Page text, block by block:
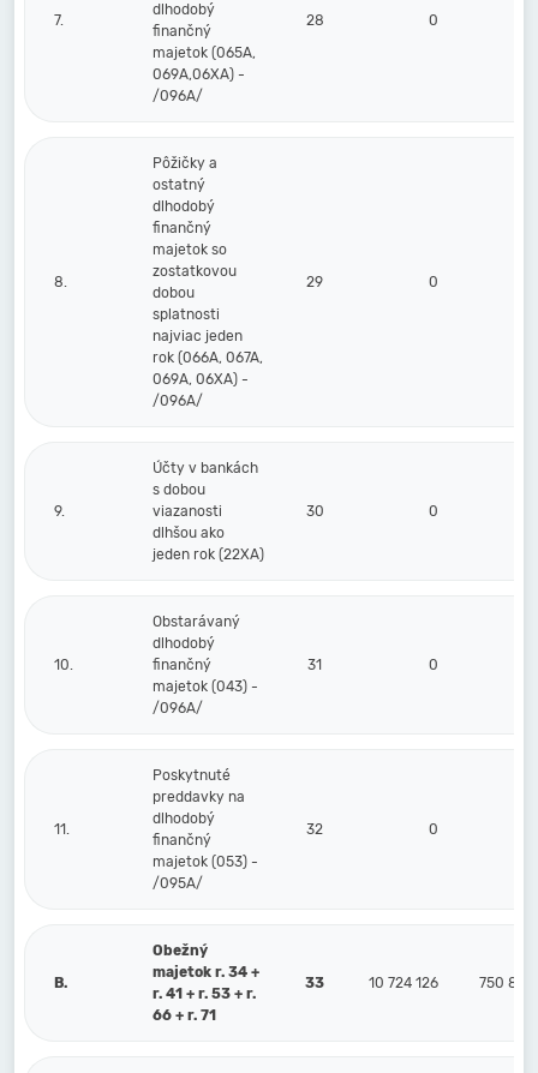
7.
dlhodobý
finančný
majetok (065A,
069A,06XA) -
/096A/
28 0
8.
Pôžičky a
ostatný
dlhodobý
finančný
majetok so
zostatkovou
dobou
splatnosti
najviac jeden
rok (066A, 067A,
069A, 06XA) -
/096A/
29 0
9.
Účty v bankách
s dobou
viazanosti
dlhšou ako
jeden rok (22XA)
30 0
10.
Obstarávaný
dlhodobý
finančný
majetok (043) -
/096A/
31 0
11.
Poskytnuté
preddavky na
dlhodobý
finančný
majetok (053) -
/095A/
32 0
B.
Obežný
majetok r. 34 +
r. 41 + r. 53 + r.
66 + r. 71
33 10 724 126 750 821